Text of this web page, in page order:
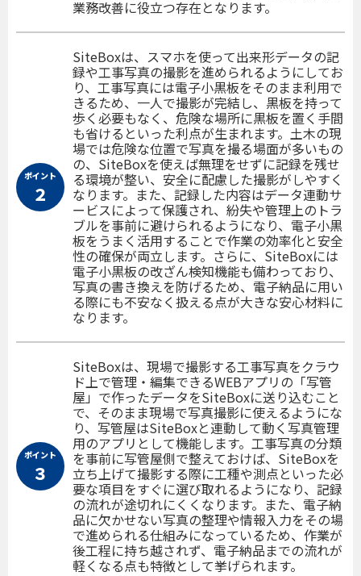
業務改善に役立つ存在となります。
ポイント
２
SiteBoxは、スマホを使って出来形データの記
録や工事写真の撮影を進められるようにしてお
り、工事写真には電子小黒板をそのまま利用で
きるため、一人で撮影が完結し、黒板を持って
歩く必要もなく、危険な場所に黒板を置く手間
も省けるといった利点が生まれます。土木の現
場では危険な位置で写真を撮る場面が多いもの
の、SiteBoxを使えば無理をせずに記録を残せ
る環境が整い、安全に配慮した撮影がしやすく
なります。また、記録した内容はデータ連動サ
ービスによって保護され、紛失や管理上のトラ
ブルを事前に避けられるようになり、電子小黒
板をうまく活用することで作業の効率化と安全
性の確保が両立します。さらに、SiteBoxには
電子小黒板の改ざん検知機能も備わっており、
写真の書き換えを防げるため、電子納品に用い
る際にも不安なく扱える点が大きな安心材料に
なります。
ポイント
３
SiteBoxは、現場で撮影する工事写真をクラウ
ド上で管理・編集できるWEBアプリの「写管
屋」で作ったデータをSiteBoxに送り込むこと
で、そのまま現場で写真撮影に使えるようにな
り、写管屋はSiteBoxと連動して動く写真管理
用のアプリとして機能します。工事写真の分類
を事前に写管屋側で整えておけば、SiteBoxを
立ち上げて撮影する際に工種や測点といった必
要な項目をすぐに選び取れるようになり、記録
の流れが途切れにくくなります。また、電子納
品に欠かせない写真の整理や情報入力をその場
で進められる仕組みになっているため、作業が
後工程に持ち越されず、電子納品までの流れが
軽くなる点も特徴として挙げられます。